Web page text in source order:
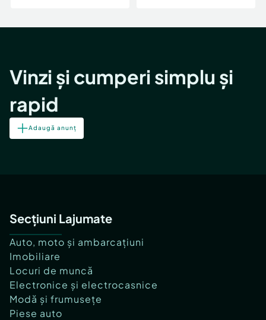
Vinzi și cumperi simplu și
rapid
Adaugă anunț
Secțiuni Lajumate
Auto, moto și ambarcațiuni
Imobiliare
Locuri de muncă
Electronice și electrocasnice
Modă și frumusețe
Piese auto